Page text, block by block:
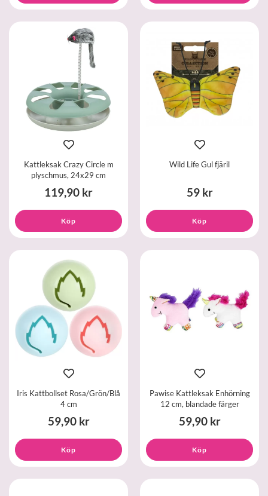
Kattleksak Crazy Circle m
plyschmus, 24x29 cm
119,90 kr
Köp
Wild Life Gul fjäril
59 kr
Köp
Iris Kattbollset Rosa/Grön/Blå
4 cm
59,90 kr
Köp
Pawise Kattleksak Enhörning
12 cm, blandade färger
59,90 kr
Köp